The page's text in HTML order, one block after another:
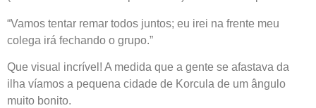
“Vamos tentar remar todos juntos; eu irei na frente meu
colega irá fechando o grupo.”
Que visual incrível! A medida que a gente se afastava da
ilha víamos a pequena cidade de Korcula de um ângulo
muito bonito.